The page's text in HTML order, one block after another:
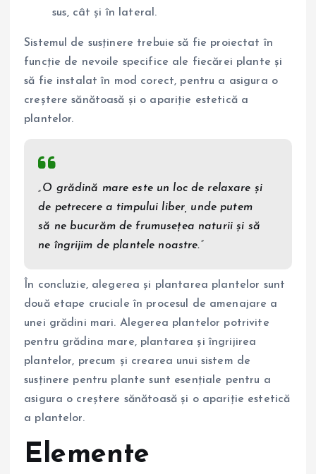
sus, cât și în lateral.
Sistemul de susținere trebuie să fie proiectat în
funcție de nevoile specifice ale fiecărei plante și
să fie instalat în mod corect, pentru a asigura o
creștere sănătoasă și o apariție estetică a
plantelor.
„O grădină mare este un loc de relaxare și
de petrecere a timpului liber, unde putem
să ne bucurăm de frumusețea naturii și să
ne îngrijim de plantele noastre.”
În concluzie, alegerea și plantarea plantelor sunt
două etape cruciale în procesul de amenajare a
unei grădini mari. Alegerea plantelor potrivite
pentru grădina mare, plantarea și îngrijirea
plantelor, precum și crearea unui sistem de
susținere pentru plante sunt esențiale pentru a
asigura o creștere sănătoasă și o apariție estetică
a plantelor.
Elemente